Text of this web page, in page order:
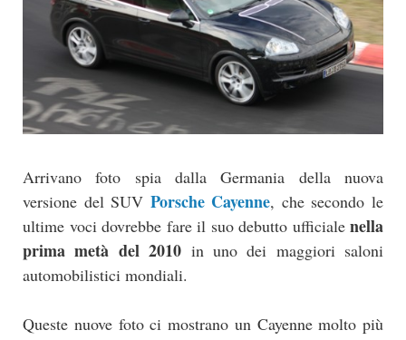
Arrivano foto spia dalla Germania della nuova
versione del SUV Porsche Cayenne, che secondo le
ultime voci dovrebbe fare il suo debutto ufficiale nella
prima metà del 2010 in uno dei maggiori saloni
automobilistici mondiali.
Queste nuove foto ci mostrano un Cayenne molto più